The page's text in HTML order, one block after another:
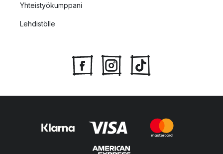
Yhteistyökumppani
Lehdistölle